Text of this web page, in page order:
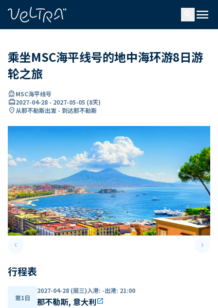
menu
乘坐MSC海平线号的地中海环游8日游
轮之旅
directions_boatMSC海平线号
card_travel2027-04-28 - 2027-05-05 (8天)
location_on从那不勒斯出发 - 到达那不勒斯
keyboard_arrow_leftPrevious slide keyboard_arrow_right
行程表
第1日
2027-04-28 (周三)入港: -出港: 21:00
那不勒斯, 意大利open_in_new